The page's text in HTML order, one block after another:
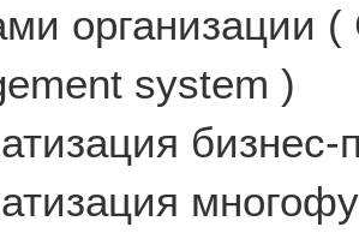
организации
system )